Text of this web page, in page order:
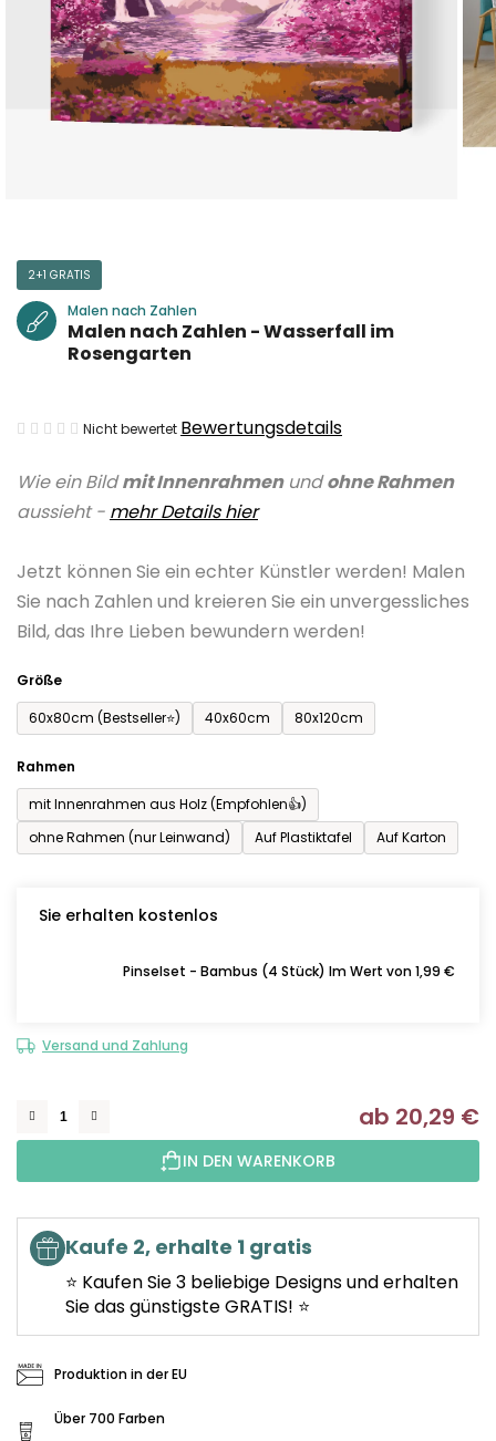
Wie ein Bildmit Innenrahmenundohne Rahmen
aussieht - mehr Details hier
Jetzt können Sie ein echter Künstler werden! Malen
Sie nach Zahlen und kreieren Sie ein unvergessliches
Bild, das Ihre Lieben bewundern werden!
Größe
60x80cm (Bestseller⭐)
40x60cm 80x120cm
Rahmen
mit Innenrahmen aus Holz (Empfohlen👍)
ohne Rahmen (nur Leinwand)
Auf Plastiktafel Auf Karton
Sie erhalten kostenlos
Pinselset - Bambus (4 Stück) Im Wert von 1,99 €
Versand und Zahlung
ab 20,29 €
IN DEN WARENKORB
Kaufe 2, erhalte 1 gratis
⭐ Kaufen Sie 3 beliebige Designs und erhalten
Sie das günstigste GRATIS! ⭐
Produktion in der EU
Über 700 Farben
2+1 GRATIS
Malen nach Zahlen
Malen nach Zahlen - Wasserfall im
Rosengarten
Die
Produktbewertung
ist
von
5
Sternen.
Nicht bewertet Bewertungsdetails